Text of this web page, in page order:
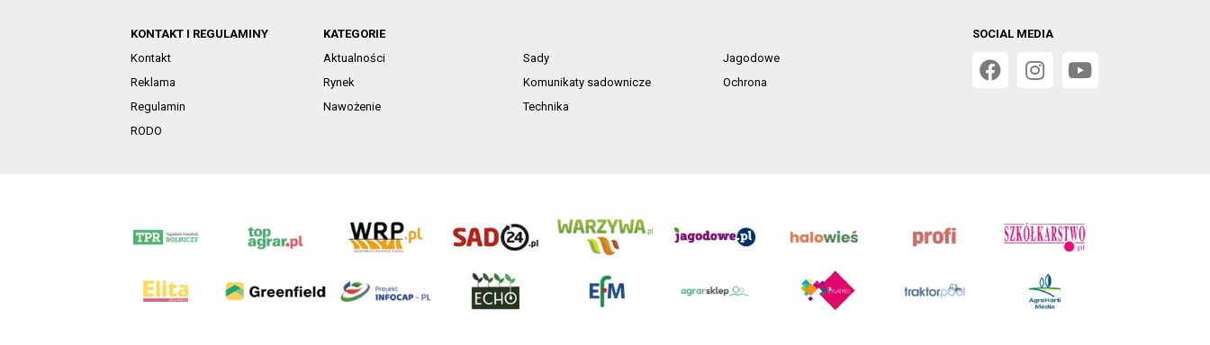
KONTAKT I REGULAMINY
Kontakt
Reklama
Regulamin
RODO
KATEGORIE
Aktualności
Sady
Jagodowe
Rynek
Komunikaty sadownicze
Ochrona
Nawożenie
Technika
SOCIAL MEDIA